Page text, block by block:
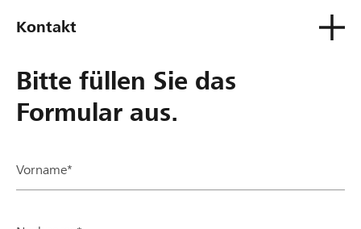
Kontakt
Bitte füllen Sie das
Formular aus.
Vorname*